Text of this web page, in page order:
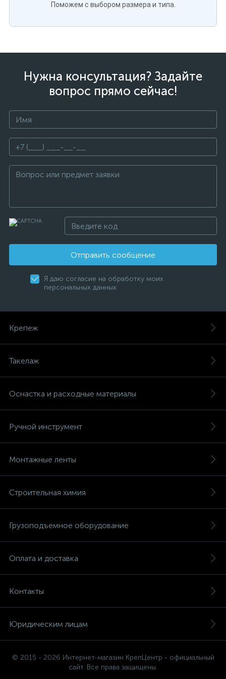
Поможем с выбором размера и типа.
Нужна консультация? Задайте
вопрос прямо сейчас!
Отправить сообщение
Я даю согласие на обработку моих
персональных данных
Крепеж
Такелаж
Оснастка и расходные материалы
Ручной инструмент
Монтажные ленты
Строительная химия
Грузоподъемное оборудование
Оплата и доставка
Контакты
Юридическим лицам
© 2015 - 2026 Интернет-магазин КрепЦентр - официальный
сайт. Все права защищены.